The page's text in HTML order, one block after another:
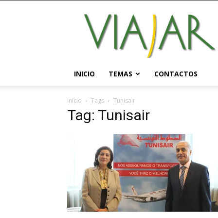
Viajar
Magazine
Online
INICIO TEMAS CONTACTOS
Início Tags Tunisair
Tag: Tunisair